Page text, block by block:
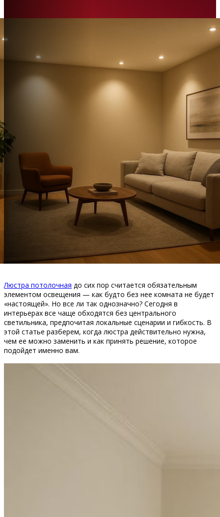
Люстра потолочная до сих пор считается обязательным
элементом освещения — как будто без нее комната не будет
«настоящей». Но все ли так однозначно? Сегодня в
интерьерах все чаще обходятся без центрального
светильника, предпочитая локальные сценарии и гибкость. В
этой статье разберем, когда люстра действительно нужна,
чем ее можно заменить и как принять решение, которое
подойдет именно вам.